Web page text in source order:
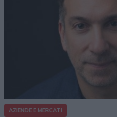
AZIENDE E MERCATI